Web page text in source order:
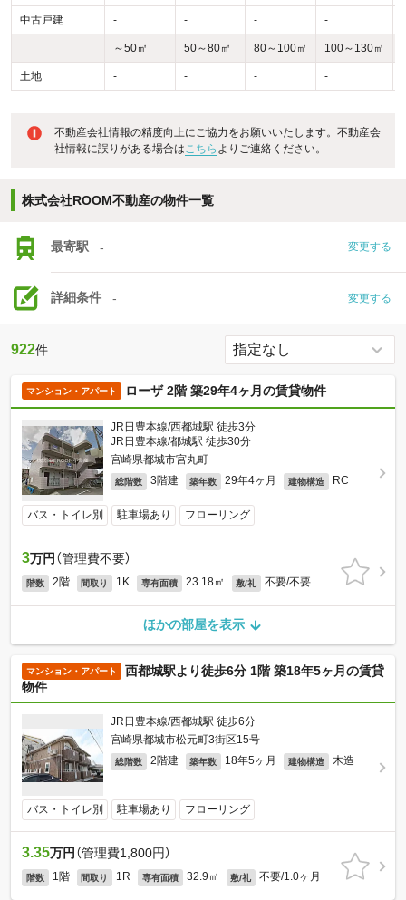
中古戸建 - - - -
～50㎡ 50～80㎡ 80～100㎡ 100～130㎡
土地 - - - -
不動産会社情報の精度向上にご協力をお願いいたします。不動産会
社情報に誤りがある場合はこちら よりご連絡ください。
株式会社ROOM不動産の物件一覧
最寄駅 - 変更する
詳細条件 - 変更する
922件
マンション・アパート ローザ 2階 築29年4ヶ月の賃貸物件
JR日豊本線/西都城駅 徒歩3分
JR日豊本線/都城駅 徒歩30分
宮崎県都城市宮丸町
総階数 3階建 築年数 29年4ヶ月 建物構造 RC
バス・トイレ別 駐車場あり フローリング
3万円 （管理費不要）
階数 2階 間取り 1K 専有面積 23.18㎡ 敷/礼 不要/不要
ほかの部屋を表示
マンション・アパート
西都城駅より徒歩6分 1階 築18年5ヶ月の賃貸
物件
JR日豊本線/西都城駅 徒歩6分
宮崎県都城市松元町3街区15号
総階数 2階建 築年数 18年5ヶ月 建物構造 木造
バス・トイレ別 駐車場あり フローリング
3.35万円 （管理費1,800円）
階数 1階 間取り 1R 専有面積 32.9㎡ 敷/礼 不要/1.0ヶ月